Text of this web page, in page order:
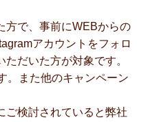
方で、事前にWEBからの
アカウントをフォロ
だいた方が対象です。
。また他のキャンペーン
ご検討されていると弊社